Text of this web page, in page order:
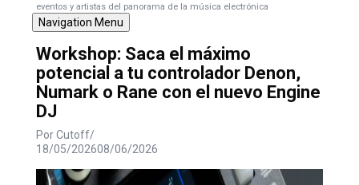
eventos y artistas del panorama de la música electrónica
Navigation Menu
Workshop: Saca el máximo
potencial a tu controlador Denon,
Numark o Rane con el nuevo Engine
DJ
PorCutoff
18/05/202608/06/2026